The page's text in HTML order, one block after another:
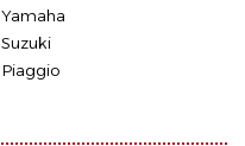
Yamaha
Suzuki
Piaggio